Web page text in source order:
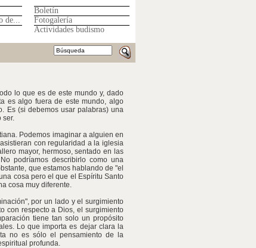
Boletín
Fotogalería
Actividades budismo
de...
lo que es de este mundo y, dado
es algo fuera de este mundo, algo
Es (si debemos usar palabras) una
ser.
Podemos imaginar a alguien en
con regularidad a la iglesia
mayor, hermoso, sentado en las
podríamos describirlo como una
que estamos hablando de "el
cosa pero el que el Espíritu Santo
cosa muy diferente.
por un lado y el surgimiento
con respecto a Dios, el surgimiento
tiene tan solo un propósito
Lo que importa es dejar clara la
no es sólo el pensamiento de la
profunda.